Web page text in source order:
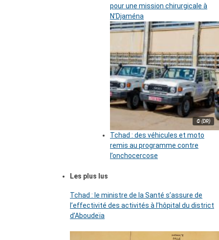
pour une mission chirurgicale à
N’Djaména
© (DR)
Tchad : des véhicules et moto
remis au programme contre
l’onchocercose
Les plus lus
Tchad : le ministre de la Santé s’assure de
l’effectivité des activités à l’hôpital du district
d’Aboudeïa